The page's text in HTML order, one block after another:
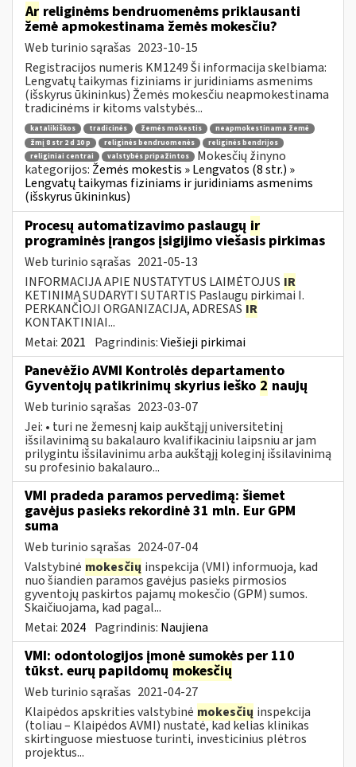
Ar religinėms bendruomenėms priklausanti
žemė apmokestinama žemės mokesčiu?
Web turinio sąrašas 2023-10-15
Registracijos numeris KM1249 Ši informacija skelbiama:
Lengvatų taikymas fiziniams ir juridiniams asmenims
(išskyrus ūkininkus) Žemės mokesčiu neapmokestinama
tradicinėms ir kitoms valstybės...
katalikiškos tradicinės žemės mokestis
neapmokestinama žemė
žmį 8 str 2 d 10 p
religinės bendruomenės
religinės bendrijos
religiniai centrai
valstybės pripažintos
Mokesčių žinyno
kategorijos: Žemės mokestis » Lengvatos (8 str.) »
Lengvatų taikymas fiziniams ir juridiniams asmenims
(išskyrus ūkininkus)
Procesų automatizavimo paslaugų ir
programinės įrangos įsigijimo viešasis pirkimas
Web turinio sąrašas 2021-05-13
INFORMACIJA APIE NUSTATYTUS LAIMĖTOJUS IR
KETINIMĄ SUDARYTI SUTARTIS Paslaugų pirkimai I.
PERKANČIOJI ORGANIZACIJA, ADRESAS IR
KONTAKTINIAI...
Metai: 2021 Pagrindinis:Viešieji pirkimai
Panevėžio AVMI Kontrolės departamento
Gyventojų patikrinimų skyrius ieško 2 naujų
Web turinio sąrašas 2023-03-07
Jei: • turi ne žemesnį kaip aukštąjį universitetinį
išsilavinimą su bakalauro kvalifikaciniu laipsniu ar jam
prilygintu išsilavinimu arba aukštąjį koleginį išsilavinimą
su profesinio bakalauro...
VMI pradeda paramos pervedimą: šiemet
gavėjus pasieks rekordinė 31 mln. Eur GPM
suma
Web turinio sąrašas 2024-07-04
Valstybinė mokesčių inspekcija (VMI) informuoja, kad
nuo šiandien paramos gavėjus pasieks pirmosios
gyventojų paskirtos pajamų mokesčio (GPM) sumos.
Skaičiuojama, kad pagal...
Metai: 2024 Pagrindinis: Naujiena
VMI: odontologijos įmonė sumokės per 110
tūkst. eurų papildomų mokesčių
Web turinio sąrašas 2021-04-27
Klaipėdos apskrities valstybinė mokesčių inspekcija
(toliau – Klaipėdos AVMI) nustatė, kad kelias klinikas
skirtinguose miestuose turinti, investicinius plėtros
projektus...